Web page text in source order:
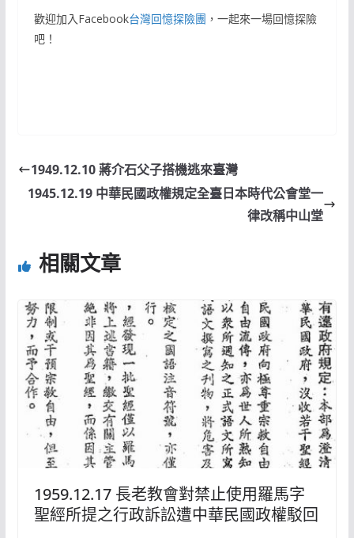
歡迎加入Facebook台灣回憶探險團 ，一起來一場回憶探險
吧！
1949.12.10 蔣介石父子搭機逃來臺灣
1945.12.19 中華民國政權規定全臺日本時代公會堂一
律改稱中山堂
相關文章
1959.12.17 長老教會對禁止使用羅馬字
聖經所提之行政訴訟遭中華民國政權駁回